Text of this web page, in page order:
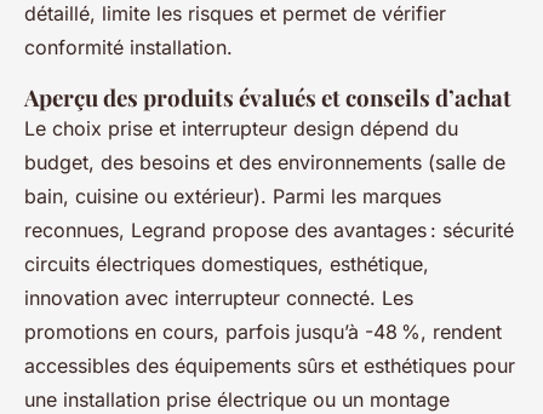
détaillé, limite les risques et permet de vérifier
conformité installation.
Aperçu des produits évalués et conseils d’achat
Le choix prise et interrupteur design dépend du
budget, des besoins et des environnements (salle de
bain, cuisine ou extérieur). Parmi les marques
reconnues, Legrand propose des avantages : sécurité
circuits électriques domestiques, esthétique,
innovation avec interrupteur connecté. Les
promotions en cours, parfois jusqu’à -48 %, rendent
accessibles des équipements sûrs et esthétiques pour
une installation prise électrique ou un montage